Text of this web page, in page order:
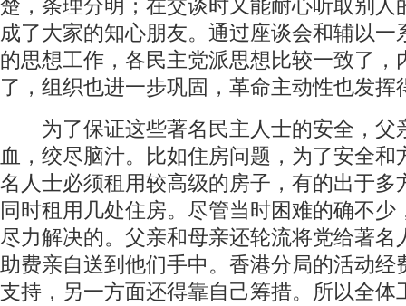
楚，条理分明；在交谈时又能耐心听取别人
成了大家的知心朋友。通过座谈会和辅以一
的思想工作，各民主党派思想比较一致了，
了，组织也进一步巩固，革命主动性也发挥
为了保证这些著名民主人士的安全，父
血，绞尽脑汁。比如住房问题，为了安全和
名人士必须租用较高级的房子，有的出于多
同时租用几处住房。尽管当时困难的确不少
尽力解决的。父亲和母亲还轮流将党给著名
助费亲自送到他们手中。香港分局的活动经
支持，另一方面还得靠自己筹措。所以全体